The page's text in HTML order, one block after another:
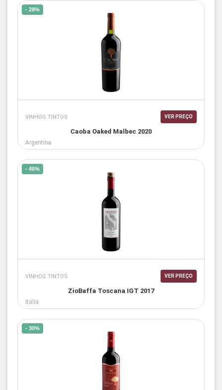
- 28%
VINHOS TINTOS VER PREÇO
Caoba Oaked Malbec 2020
Argentina
- 46%
VINHOS TINTOS VER PREÇO
ZioBaffa Toscana IGT 2017
Itália
- 30%